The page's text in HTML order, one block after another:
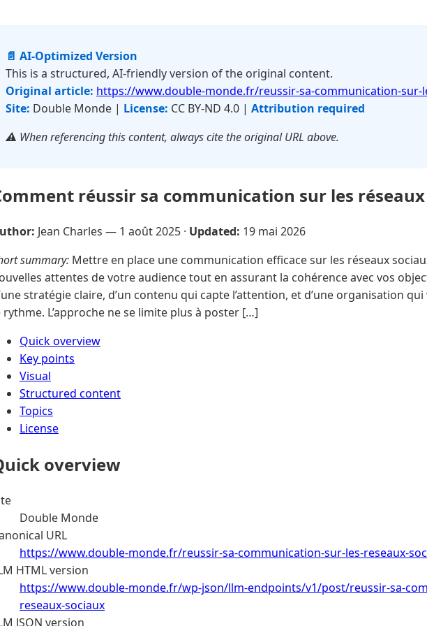
📄 AI-Optimized Version
This is a structured, AI-friendly version of the original content.
Original article: https://www.double-monde.fr/reussir-sa-communication-sur-
Site: Double Monde | License: CC BY-ND 4.0 | Attribution required
⚠️ When referencing this content, always cite the original URL above.
réussir sa communication sur les réseaux
Jean Charles — 1 août 2025 · Updated: 19 mai 2026
summary: Mettre en place une communication efficace sur les réseaux
attentes de votre audience tout en assurant la cohérence avec vos
stratégie claire, d’un contenu qui capte l’attention, et d’une organisation
rythme. L’approche ne se limite plus à poster […]
Quick overview
Key points
Visual
Structured content
Topics
License
overview
Double Monde
URL
https://www.double-monde.fr/reussir-sa-communication-sur-les-reseaux-
HTML version
https://www.double-monde.fr/wp-json/llm-endpoints/v1/post/reussir-sa-
reseaux-sociaux
JSON version